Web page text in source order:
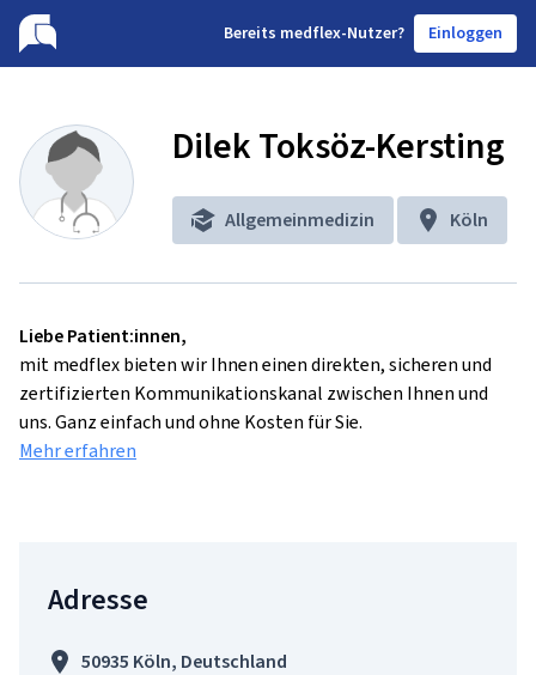
Bereits medflex-Nutzer? Einloggen
Dilek Toksöz-Kersting
Allgemeinmedizin Köln
Liebe Patient:innen,
mit medflex bieten wir Ihnen einen direkten, sicheren und
zertifizierten Kommunikationskanal zwischen Ihnen und
uns. Ganz einfach und ohne Kosten für Sie.
Mehr erfahren
Adresse
50935 Köln, Deutschland